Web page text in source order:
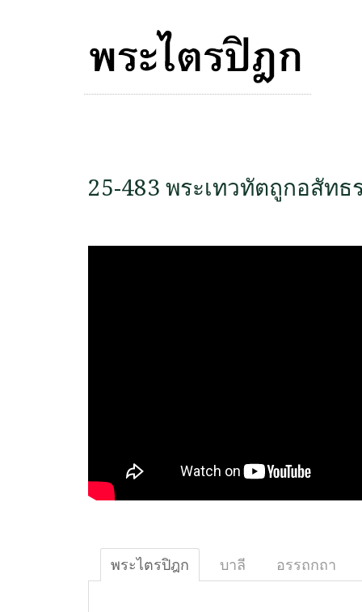
25-483 พระเทวทัตถูกอสัทธ
พระไตรปิฎก บาลี อรรถกถา